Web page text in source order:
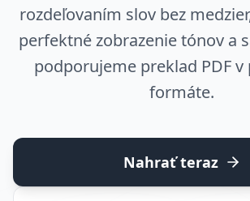
rozdeľovaním slov bez
perfektné zobrazenie tónov a
podporujeme preklad PDF
formáte.
Nahrať teraz